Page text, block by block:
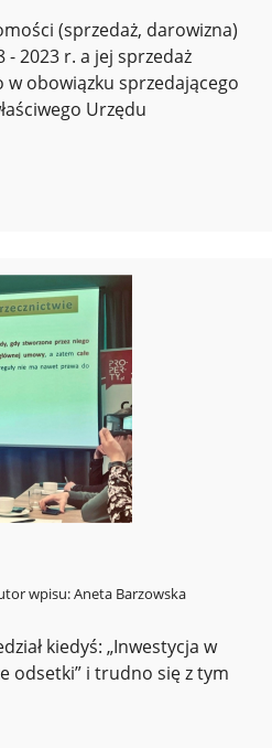
(sprzedaż, darowizna)
- 2023 r. a jej sprzedaż
w obowiązku sprzedającego
Urzędu
wpisu: Aneta Barzowska
kiedyś: „Inwestycja w
odsetki” i trudno się z tym